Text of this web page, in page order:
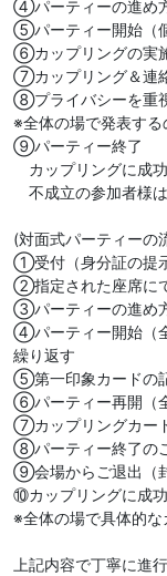
④パーティーの進め
⑤パーティー開始（
⑥カップリングの実
⑦カップリング＆連
⑧プライバシーを重
※全体の場で発表する
⑨パーティー終了
カップリングに成
不成立の参加者様
(対面式パーティーの
①受付（身分証の提
②指定された座席に
③パーティーの進め
④パーティー開始（
繰り返す
⑤第一印象カードの
⑥パーティー再開（
⑦カップリングカー
⑧パーティー終了の
⑨会場からご退出（
⑩カップリングに成
※全体の場で具体的な
上記内容で丁寧に進